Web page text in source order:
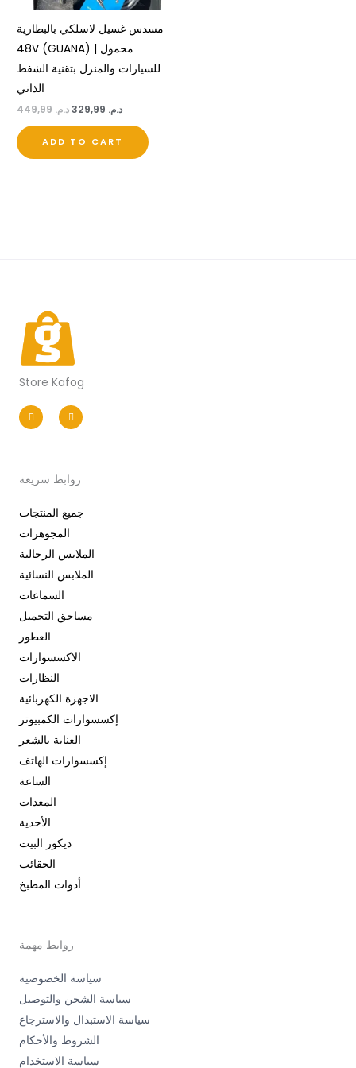
مسدس غسيل لاسلكي بالبطارية
48V (GUANA) | محمول
للسيارات والمنزل بتقنية الشفط
الذاتي
د.م.449,99 د.م.
ADD TO CART
Store Kafog
n
s
t
m
a
c
e
-
f
روابط سريعة
جميع المنتجات
المجوهرات
الملابس الرجالية
الملابس النسائية
السماعات
مساحق التجميل
العطور
الاكسسوارات
النظارات
الاجهزة الكهربائية
إكسسوارات الكمبيوتر
العناية بالشعر
إكسسوارات الهاتف
الساعة
المعدات
الأحدية
ديكور البيت
الحقائب
أدوات المطبخ
روابط مهمة
سياسة الخصوصية
سياسة الشحن والتوصيل
سياسة الاستبدال والاسترجاع
الشروط والأحكام
سياسة الاستخدام